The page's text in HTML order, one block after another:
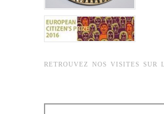
RETROUVEZ NOS VISITES SUR